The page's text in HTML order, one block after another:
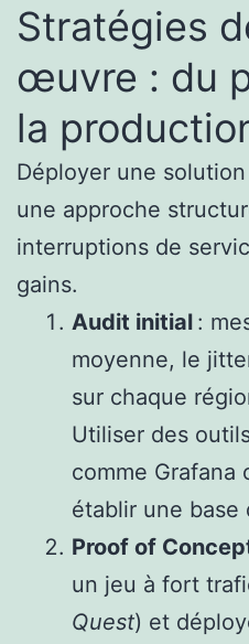
Stratégies
œuvre : du
la
Déployer une
une approche
interruptions de
gains.
Audit initial :
moyenne, le
sur chaque
Utiliser des
comme Grafana
établir une base
Proof of
un jeu à fort
Quest) et